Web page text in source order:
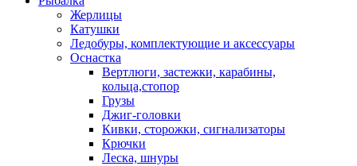
Жерлицы
Катушки
Ледобуры, комплектующие и аксессуары
Оснастка
Вертлюги, застежки, карабины,
кольца,стопор
Грузы
Джиг-головки
Кивки, сторожки, сигнализаторы
Крючки
Леска, шнуры